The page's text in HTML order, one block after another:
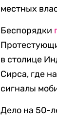
местных
Беспорядки
в столице
Сирса, где
сигналы
Дело на 50-